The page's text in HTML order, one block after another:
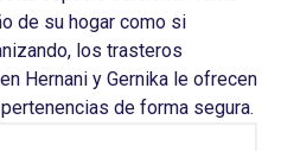
de su hogar como si
, los trasteros
en Hernani y Gernika le ofrecen
pertenencias de forma segura.